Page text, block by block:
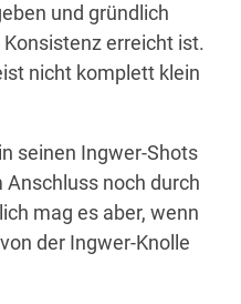
und gründlich
erreicht ist.
nicht komplett klein
seinen Ingwer-Shots
Anschluss noch durch
mag es aber, wenn
der Ingwer-Knolle